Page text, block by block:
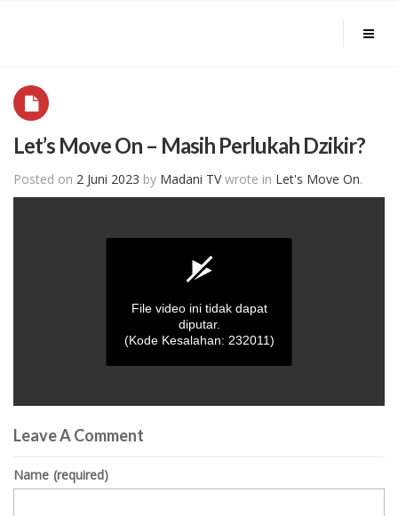
Let’s Move On – Masih Perlukah Dzikir?
Posted on 2 Juni 2023 by Madani TVwrote in Let's Move On.
seconds
of
seconds
File video ini tidak dapat
diputar.
(Kode Kesalahan: 232011)
Leave A Comment
Name (required)